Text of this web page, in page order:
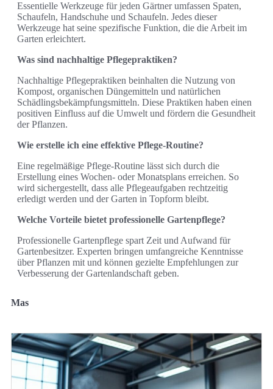
Essentielle Werkzeuge für jeden Gärtner umfassen Spaten,
Schaufeln, Handschuhe und Schaufeln. Jedes dieser
Werkzeuge hat seine spezifische Funktion, die die Arbeit im
Garten erleichtert.
Was sind nachhaltige Pflegepraktiken?
Nachhaltige Pflegepraktiken beinhalten die Nutzung von
Kompost, organischen Düngemitteln und natürlichen
Schädlingsbekämpfungsmitteln. Diese Praktiken haben einen
positiven Einfluss auf die Umwelt und fördern die Gesundheit
der Pflanzen.
Wie erstelle ich eine effektive Pflege-Routine?
Eine regelmäßige Pflege-Routine lässt sich durch die
Erstellung eines Wochen- oder Monatsplans erreichen. So
wird sichergestellt, dass alle Pflegeaufgaben rechtzeitig
erledigt werden und der Garten in Topform bleibt.
Welche Vorteile bietet professionelle Gartenpflege?
Professionelle Gartenpflege spart Zeit und Aufwand für
Gartenbesitzer. Experten bringen umfangreiche Kenntnisse
über Pflanzen mit und können gezielte Empfehlungen zur
Verbesserung der Gartenlandschaft geben.
Mas